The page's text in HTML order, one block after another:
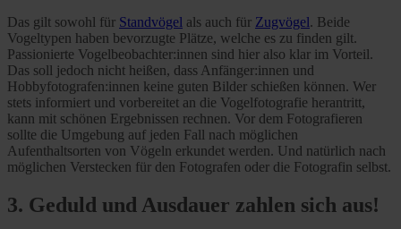
Das gilt sowohl für Standvögel als auch für Zugvögel. Beide
Vogeltypen haben bevorzugte Plätze, welche es zu finden gilt.
Passionierte Vogelbeobachter:innen sind hier also klar im Vorteil.
Das soll jedoch nicht heißen, dass Anfänger:innen und
Hobbyfotografen:innen keine guten Bilder schießen können. Wer
stets informiert und vorbereitet an die Vogelfotografie herantritt,
kann mit schönen Ergebnissen rechnen. Vor dem Fotografieren
sollte die Umgebung auf jeden Fall nach möglichen
Aufenthaltsorten von Vögeln erkundet werden. Und natürlich nach
möglichen Verstecken für den Fotografen oder die Fotografin selbst.
3. Geduld und Ausdauer zahlen sich aus!